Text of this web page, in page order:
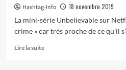
Hashtag-Info
18 novembre 2019
La mini-série Unbelievable sur
crime » car très proche de ce qu’il
Lire la suiteEn